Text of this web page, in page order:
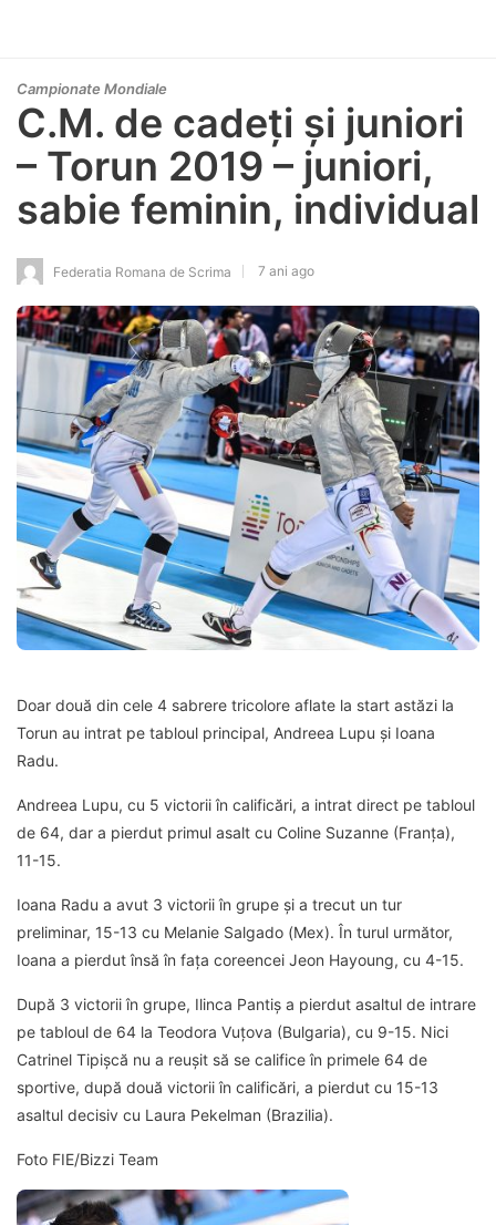
Campionate Mondiale
C.M. de cadeți și juniori
– Torun 2019 – juniori,
sabie feminin, individual
Federatia Romana de Scrima 7 ani ago
Doar două din cele 4 sabrere tricolore aflate la start astăzi la
Torun au intrat pe tabloul principal, Andreea Lupu și Ioana
Radu.
Andreea Lupu, cu 5 victorii în calificări, a intrat direct pe tabloul
de 64, dar a pierdut primul asalt cu Coline Suzanne (Franța),
11-15.
Ioana Radu a avut 3 victorii în grupe și a trecut un tur
preliminar, 15-13 cu Melanie Salgado (Mex). În turul următor,
Ioana a pierdut însă în fața coreencei Jeon Hayoung, cu 4-15.
După 3 victorii în grupe, Ilinca Pantiș a pierdut asaltul de intrare
pe tabloul de 64 la Teodora Vuțova (Bulgaria), cu 9-15. Nici
Catrinel Tipișcă nu a reușit să se califice în primele 64 de
sportive, după două victorii în calificări, a pierdut cu 15-13
asaltul decisiv cu Laura Pekelman (Brazilia).
Foto FIE/Bizzi Team